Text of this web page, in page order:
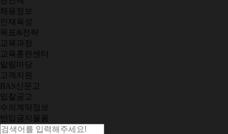
채용정보
인재육성
목표&전략
교육과정
교육훈련센터
알림마당
고객지원
IIAS신문고
입찰공고
수의계약정보
반입금지물품